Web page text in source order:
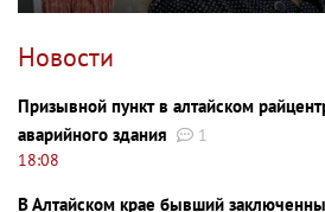
Новости
Призывной пункт в алтайском
аварийного здания
1
18:08
В Алтайском крае бывший